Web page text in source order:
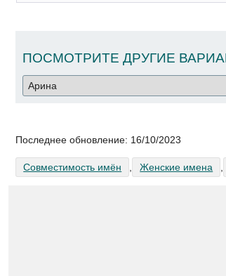
ПОСМОТРИТЕ ДРУГИЕ
Последнее обновление: 16/10/2023
Совместимость имён Женские имена